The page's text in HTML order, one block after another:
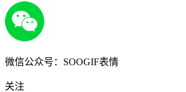
微信公众号：SOOGIF表情
关注